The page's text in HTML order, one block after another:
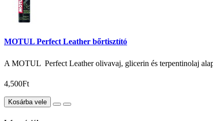
MOTUL Perfect Leather bőrtisztító
A MOTUL  Perfect Leather olivavaj, glicerin és terpentinolaj
4,500Ft
Kosárba vele